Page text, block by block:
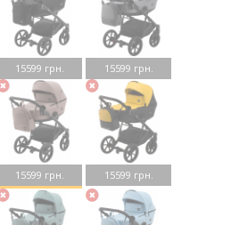
15599 грн. 15599 грн.
15599 грн. 15599 грн.